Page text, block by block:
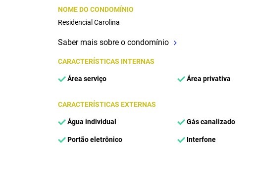
NOME DO CONDOMÍNIO
Residencial Carolina
Saber mais sobre o condomínio
CARACTERÍSTICAS INTERNAS
Área serviço Área privativa
CARACTERÍSTICAS EXTERNAS
Água individual Gás canalizado
Portão eletrônico Interfone